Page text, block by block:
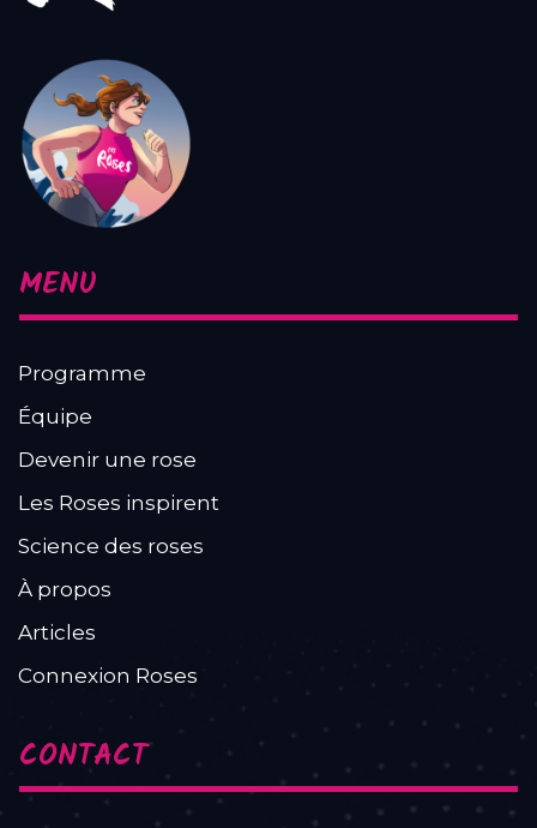
MENU
Programme
Équipe
Devenir une rose
Les Roses inspirent
Science des roses
À propos
Articles
Connexion Roses
CONTACT